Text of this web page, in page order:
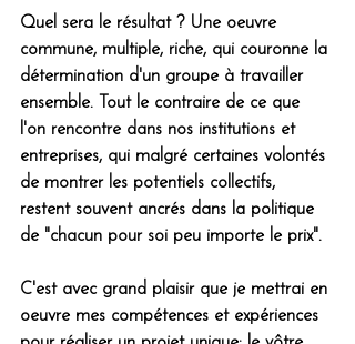
Quel sera le résultat ? Une oeuvre
commune, multiple, riche, qui couronne la
détermination d'un groupe à travailler
ensemble. Tout le contraire de ce que
l'on rencontre dans nos institutions et
entreprises, qui malgré certaines volontés
de montrer les potentiels collectifs,
restent souvent ancrés dans la politique
de "chacun pour soi peu importe le prix".
C'est avec grand plaisir que je mettrai en
oeuvre mes compétences et expériences